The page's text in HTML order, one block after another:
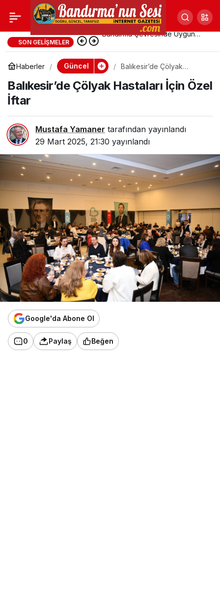
SON GELIŞMELER
Pansiyonlara Yoğun Talep
Haberler Güncel
Balıkesir’de Çölyak
Balıkesir’de Çölyak Hastaları İçin Özel
İftar
Mustafa Yamaner tarafından yayınlandı
29 Mart 2025, 21:30 yayınlandı
Google'da Abone Ol
0 Paylaş Beğen
Balıkesir’de Çölyak
Hastaları İçin Özel
İftar